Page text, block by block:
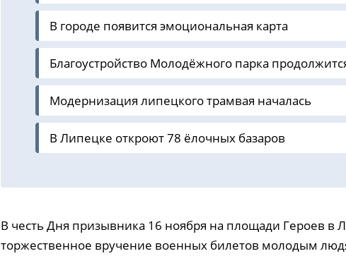
В городе появится эмоциональная карта
Благоустройство Молодёжного парка
Модернизация липецкого трамвая началась
В Липецке откроют 78 ёлочных базаров
В честь Дня призывника 16 ноября на площади Героев в
торжественное вручение военных билетов молодым